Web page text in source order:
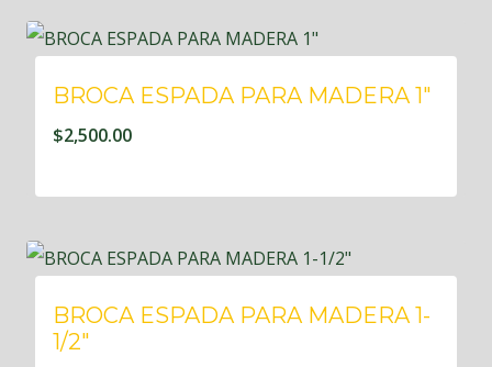
BROCA ESPADA PARA MADERA 1″
$2,500.00
BROCA ESPADA PARA MADERA 1-
1/2″